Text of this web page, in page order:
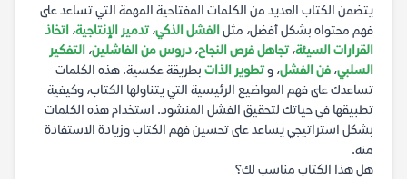
يتضمن الكتاب العديد من الكلمات المفتاحية المهمة التي تساعد على
فهم محتواه بشكل أفضل، مثلالفشل الذكي،تدمير الإنتاجية، اتخاذ
القرارات السيئة،تجاهل فرص النجاح، دروس من الفاشلين، التفكير
السلبي، فن الفشل، وتطوير الذات بطريقة عكسية. هذه الكلمات
تساعدك على فهم المواضيع الرئيسية التي يتناولها الكتاب، وكيفية
تطبيقها في حياتك لتحقيق الفشل المنشود. استخدام هذه الكلمات
بشكل استراتيجي يساعد على تحسين فهم الكتاب وزيادة الاستفادة
منه.
هل هذا الكتاب مناسب لك؟